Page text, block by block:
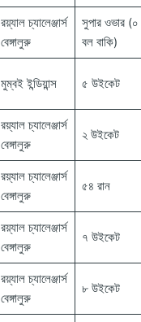
রয়্যাল চ্যালেঞ্জার্স
বেঙ্গালুরু
সুপার ওভার (০
বল বাকি)
মুম্বই ইন্ডিয়ান্স ৫ উইকেট
রয়্যাল চ্যালেঞ্জার্স
বেঙ্গালুরু
২ উইকেট
রয়্যাল চ্যালেঞ্জার্স
বেঙ্গালুরু
৫৪ রান
রয়্যাল চ্যালেঞ্জার্স
বেঙ্গালুরু
৭ উইকেট
রয়্যাল চ্যালেঞ্জার্স
বেঙ্গালুরু
৮ উইকেট